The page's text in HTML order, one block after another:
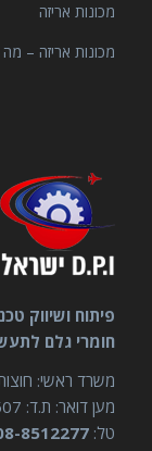
מכונות אריזה
מכונות אריזה –
פיתוח ושיווק
חומרי גלם
משרד ראשי: חוצות היוצר
מען דואר: ת.ד: 507 אשקלון 7858303
טל: 8512277